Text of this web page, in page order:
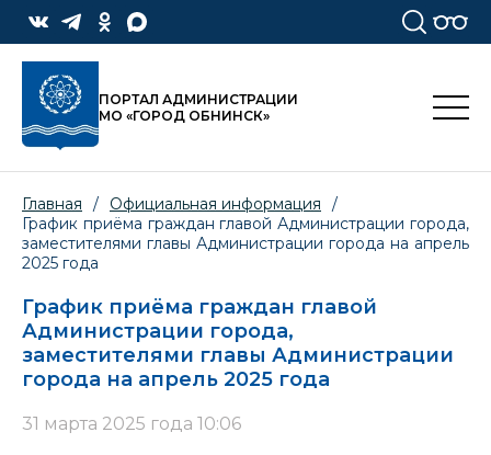
ПОРТАЛ АДМИНИСТРАЦИИ
МО «ГОРОД ОБНИНСК»
Главная / Официальная информация
/
График приёма граждан главой Администрации города,
заместителями главы Администрации города на апрель
2025 года
График приёма граждан главой
Администрации города,
заместителями главы Администрации
города на апрель 2025 года
31 марта 2025 года 10:06